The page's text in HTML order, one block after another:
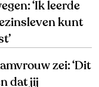
‘Ik leerde
kunt
zei: ‘Dit
dat jij